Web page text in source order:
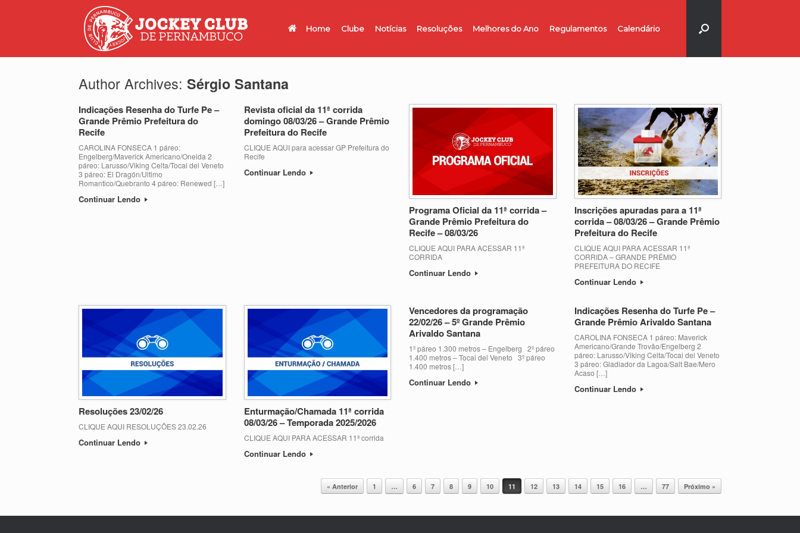
Home Clube Notícias Resoluções Melhores do Ano Regulamentos Calendário
Author Archives: Sérgio Santana
Indicações Resenha do Turfe Pe –
Grande Prêmio Prefeitura do
Recife
CAROLINA FONSECA 1 páreo:
Engelberg/Maverick Americano/Oneida 2
páreo: Larusso/Viking Celta/Tocai del Veneto
3 páreo: El Dragón/Ultimo
Romantico/Quebranto 4 páreo: Renewed […]
Continuar Lendo
Revista oficial da 11ª corrida
domingo 08/03/26 – Grande Prêmio
Prefeitura do Recife
CLIQUE AQUI para acessar GP Prefeitura do
Recife
Continuar Lendo
Programa Oficial da 11ª corrida –
Grande Prêmio Prefeitura do
Recife – 08/03/26
CLIQUE AQUI PARA ACESSAR 11ª
CORRIDA
Continuar Lendo
Inscrições apuradas para a 11ª
corrida – 08/03/26 – Grande Prêmio
Prefeitura do Recife
CLIQUE AQUI PARA ACESSAR 11ª
CORRIDA – GRANDE PRÊMIO
PREFEITURA DO RECIFE
Continuar Lendo
Resoluções 23/02/26
CLIQUE AQUI RESOLUÇÕES 23.02.26
Continuar Lendo
Enturmação/Chamada 11ª corrida
08/03/26 – Temporada 2025/2026
CLIQUE AQUI PARA ACESSAR 11ª corrida
Continuar Lendo
Vencedores da programação
22/02/26 – 5º Grande Prêmio
Arivaldo Santana
1º páreo 1.300 metros – Engelberg 2º páreo
1.400 metros – Tocai del Veneto 3º páreo
1.400 metros […]
Continuar Lendo
Indicações Resenha do Turfe Pe –
Grande Prêmio Arivaldo Santana
CAROLINA FONSECA 1 páreo: Maverick
Americano/Grande Trovão/Engelberg 2
páreo: Larusso/Viking Celta/Tocai del Veneto
3 páreo: Gladiador da Lagoa/Salt Bae/Mero
Acaso […]
Continuar Lendo
« Anterior 1 … 6 7 8 9 10 11 12 13 14 15 16 … 77 Próximo »